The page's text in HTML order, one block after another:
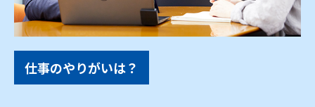
仕事のやりがいは？